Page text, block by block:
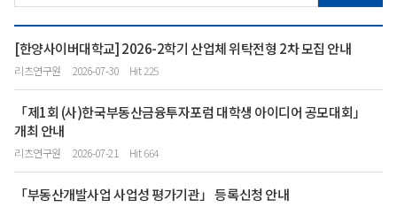
[한양사이버대학교] 2026-2학기 산업체 위탁전형 2차 모집 안내
리츠연구원 2026-07-30 Hit 225
「제1회 (사)한국부동산금융투자포럼 대학생 아이디어 공모대회」
개최 안내
리츠연구원 2026-07-21 Hit 664
「부동산개발사업 사업성 평가기관」 등록신청 안내